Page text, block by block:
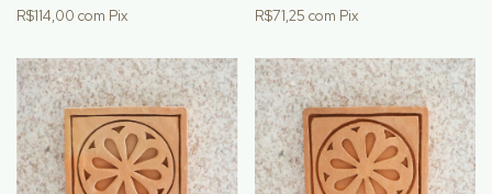
R$114,00 com Pix R$71,25 com Pix